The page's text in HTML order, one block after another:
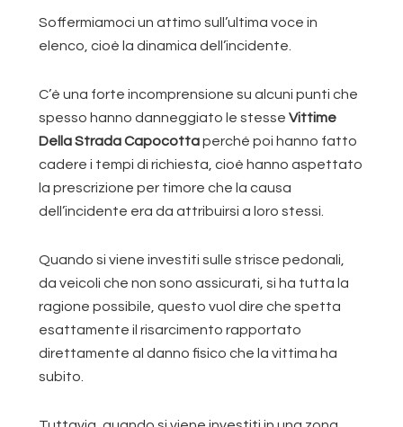
Soffermiamoci un attimo sull’ultima voce in
elenco, cioè la dinamica dell’incidente.
C’è una forte incomprensione su alcuni punti che
spesso hanno danneggiato le stesseVittime
Della Strada Capocottaperché poi hanno fatto
cadere i tempi di richiesta, cioè hanno aspettato
la prescrizione per timore che la causa
dell’incidente era da attribuirsi a loro stessi.
Quando si viene investiti sulle strisce pedonali,
da veicoli che non sono assicurati, si ha tutta la
ragione possibile, questo vuol dire che spetta
esattamente il risarcimento rapportato
direttamente al danno fisico che la vittima ha
subito.